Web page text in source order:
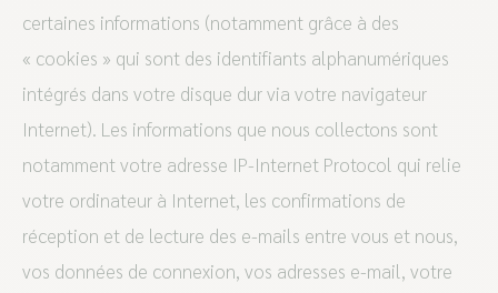
certaines informations (notamment grâce à des
« cookies » qui sont des identifiants alphanumériques
intégrés dans votre disque dur via votre navigateur
Internet). Les informations que nous collectons sont
notamment votre adresse IP-Internet Protocol qui relie
votre ordinateur à Internet, les confirmations de
réception et de lecture des e-mails entre vous et nous,
vos données de connexion, vos adresses e-mail, votre